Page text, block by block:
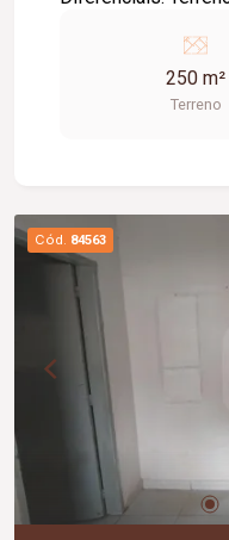
para construir ou
250 m²
Terreno
Cód. 84563